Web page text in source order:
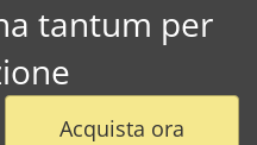
tantum per
Acquista ora